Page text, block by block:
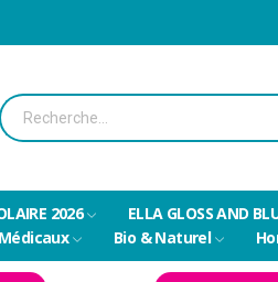
2026 ELLA GLOSS AND
Bio & Naturel